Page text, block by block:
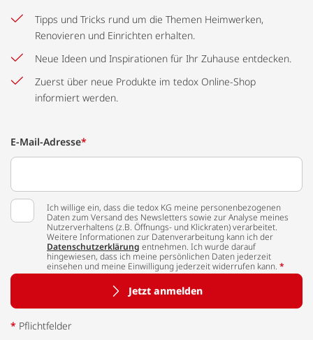
Tipps und Tricks rund um die Themen Heimwerken,
Renovieren und Einrichten erhalten.
Neue Ideen und Inspirationen für Ihr Zuhause entdecken.
Zuerst über neue Produkte im tedox Online-Shop
informiert werden.
E-Mail-Adresse*
Ich willige ein, dass die tedox KG meine personenbezogenen
Daten zum Versand des Newsletters sowie zur Analyse meines
Nutzerverhaltens (z.B. Öffnungs- und Klickraten) verarbeitet.
Weitere Informationen zur Datenverarbeitung kann ich der
Datenschutzerklärung entnehmen. Ich wurde darauf
hingewiesen, dass ich meine persönlichen Daten jederzeit
einsehen und meine Einwilligung jederzeit widerrufen kann. *
Jetzt anmelden
* Pflichtfelder